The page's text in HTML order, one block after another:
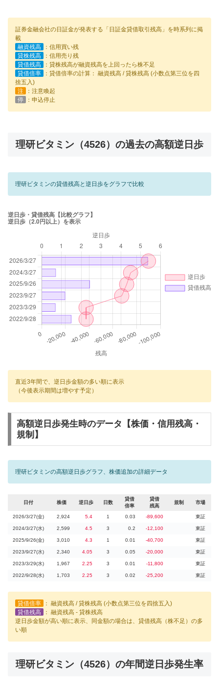
証券金融会社の日証金が発表する「日証金貸借取引残高」を時系列に掲
載
融資残高
：信用買い残
貸株残高
：信用売り残
貸借残高
：貸株残高が融資残高を上回ったら株不足
貸借倍率
：貸借倍率の計算： 融資残高 / 貸株残高 (小数点第三位を四
捨五入)
注
：注意喚起
停
：申込停止
理研ビタミン（4526）の過去の高額逆日歩
理研ビタミンの貸借残高と逆日歩をグラフで比較
直近3年間で、逆日歩金額の多い順に表示
（今後表示期間は増やす予定）
高額逆日歩発生時のデータ【株価・信用残高・
規制】
理研ビタミンの高額逆日歩グラフ、株価追加の詳細データ
日付 株価 逆日歩 日数
貸借
倍率
貸借
残高
規制 市場
2026/3/27(金) 2,924 5.4 1 0.03 -89,600 東証
2024/3/27(水) 2,599 4.5 3 0.2 -12,100 東証
2025/9/26(金) 3,010 4.3 1 0.01 -40,700 東証
2023/9/27(水) 2,340 4.05 3 0.05 -20,000 東証
2023/3/29(水) 1,967 2.25 3 0.01 -11,800 東証
2022/9/28(水) 1,703 2.25 3 0.02 -25,200 東証
貸借倍率
： 融資残高 / 貸株残高 (小数点第三位を四捨五入)
貸借残高
： 融資残高 - 貸株残高
逆日歩金額が高い順に表示、同金額の場合は、貸借残高（株不足）の多
い順
理研ビタミン（4526）の年間逆日歩発生率